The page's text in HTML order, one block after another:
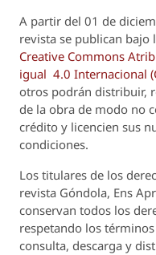
A partir del 01 de
revista se publican bajo
Creative Commons
igual 4.0 Internacional
otros podrán distribuir,
de la obra de modo no
crédito y licencien sus
condiciones.
Los titulares de los
revista Góndola, Ens
conservan todos los
respetando los
consulta, descarga y